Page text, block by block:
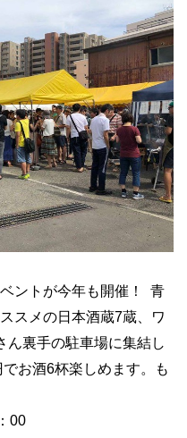
ントが今年も開催！ 青
スメの日本酒蔵7蔵、ワ
ん裏手の駐車場に集結し
お酒6杯楽しめます。も
00